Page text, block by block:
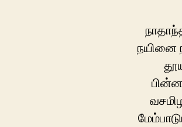
நயினை